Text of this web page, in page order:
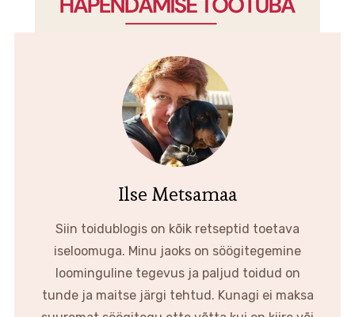
Ilse Metsamaa
Siin toidublogis on kõik retseptid toetava
iseloomuga. Minu jaoks on söögitegemine
loominguline tegevus ja paljud toidud on
tunde ja maitse järgi tehtud. Kunagi ei maksa